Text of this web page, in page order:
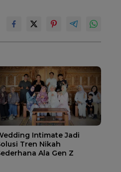
Intimate Jadi
Tren Nikah
Ala Gen Z